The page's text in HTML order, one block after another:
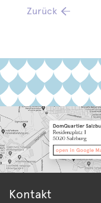
Zurück
Kontakt